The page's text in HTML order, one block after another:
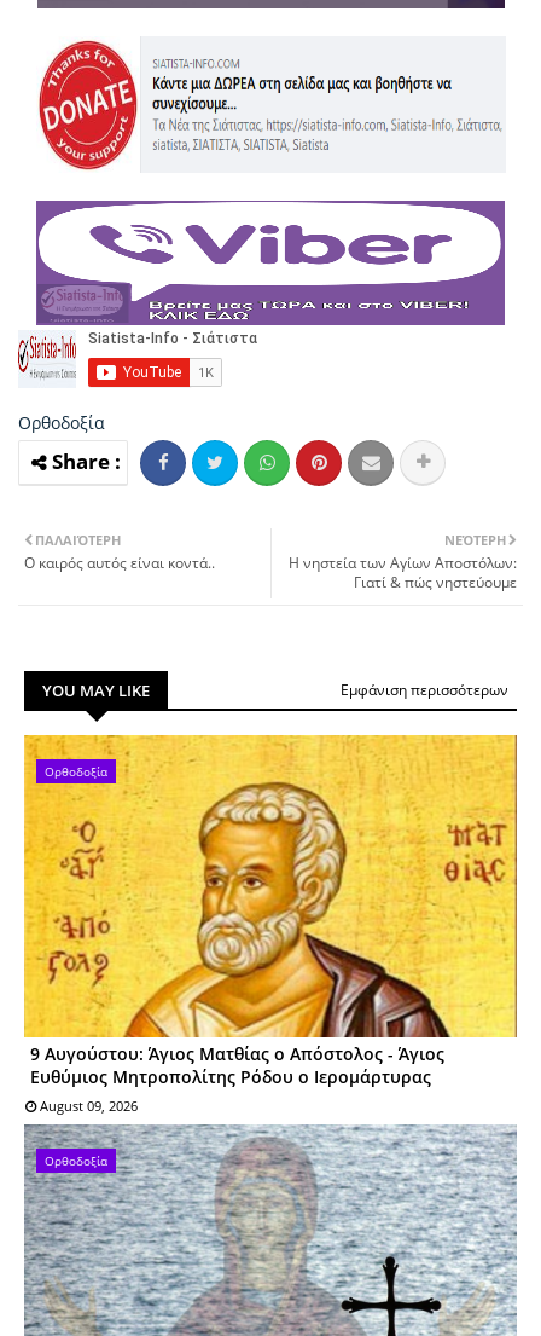
Ορθοδοξία
ΝΕΌΤΕΡΗ
Η νηστεία των Αγίων Αποστόλων:
Γιατί & πώς νηστεύουμε
ΠΑΛΑΙΌΤΕΡΗ
Ο καιρός αυτός είναι κοντά..
YOU MAY LIKE Εμφάνιση περισσότερων
Ορθοδοξία
9 Αυγούστου: Άγιος Ματθίας ο Απόστολος - Άγιος
Ευθύμιος Μητροπολίτης Ρόδου ο Ιερομάρτυρας
August 09, 2026
Ορθοδοξία